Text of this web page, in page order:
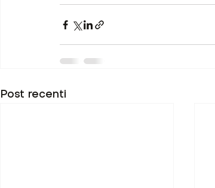
Post recenti